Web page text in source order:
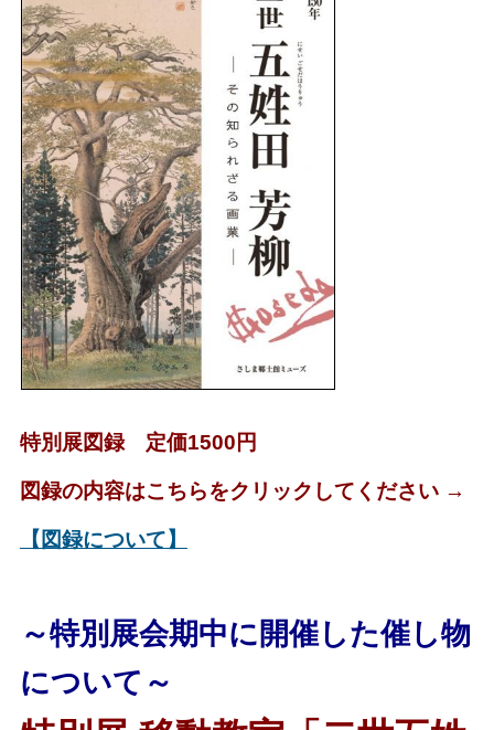
特別展図録 定価1500円
図録の内容はこちらをクリックしてください →
【図録について】
～特別展会期中に開催した催し物
について～